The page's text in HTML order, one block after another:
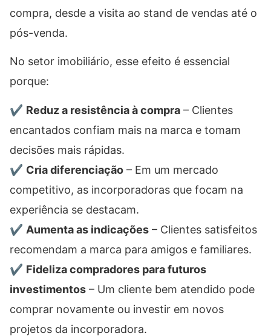
compra, desde a visita ao stand de vendas até o
pós-venda.
No setor imobiliário, esse efeito é essencial
porque:
✔️ Reduz a resistência à compra – Clientes
encantados confiam mais na marca e tomam
decisões mais rápidas.
✔️ Cria diferenciação – Em um mercado
competitivo, as incorporadoras que focam na
experiência se destacam.
✔️ Aumenta as indicações – Clientes satisfeitos
recomendam a marca para amigos e familiares.
✔️ Fideliza compradores para futuros
investimentos – Um cliente bem atendido pode
comprar novamente ou investir em novos
projetos da incorporadora.